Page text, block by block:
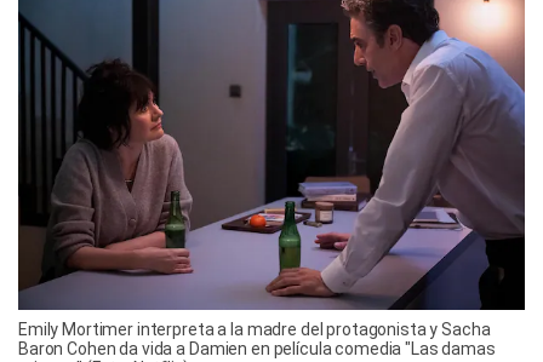
Emily Mortimer interpreta a la madre del protagonista y Sacha
Baron Cohen da vida a Damien en película comedia "Las damas